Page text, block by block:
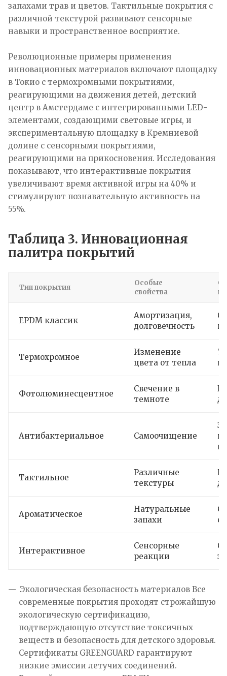
запахами трав и цветов. Тактильные покрытия с
различной текстурой развивают сенсорные
навыки и пространственное восприятие.
Революционные примеры применения
инновационных материалов включают площадку
в Токио с термохромными покрытиями,
реагирующими на движения детей, детский
центр в Амстердаме с интегрированными LED-
элементами, создающими световые игры, и
экспериментальную площадку в Кремниевой
долине с сенсорными покрытиями,
реагирующими на прикосновения. Исследования
показывают, что интерактивные покрытия
увеличивают время активной игры на 40% и
стимулируют познавательную активность на
55%.
Таблица 3. Инновационная
палитра покрытий
Тип покрытия
Особые
свойства
EPDM классик
Амортизация,
долговечность
Термохромное
Изменение
цвета от тепла
Фотолюминесцентное
Свечение в
темноте
Антибактериальное Самоочищение
Тактильное
Различные
текстуры
Ароматическое
Натуральные
запахи
Интерактивное
Сенсорные
реакции
Экологическая безопасность материалов Все
современные покрытия проходят строжайшую
экологическую сертификацию,
подтверждающую отсутствие токсичных
веществ и безопасность для детского здоровья.
Сертификаты GREENGUARD гарантируют
низкие эмиссии летучих соединений.